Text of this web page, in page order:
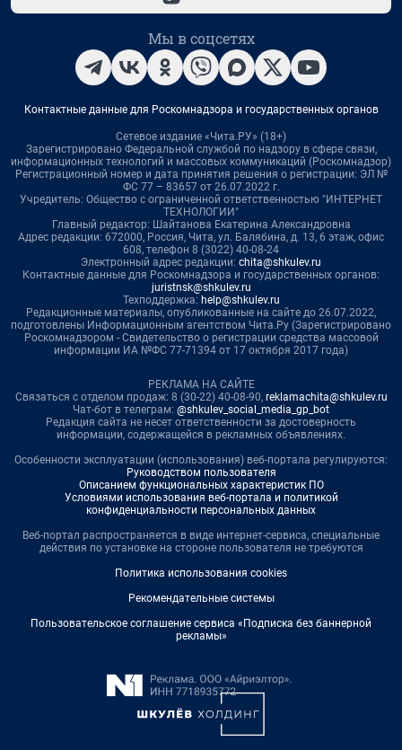
Мы в соцсетях
Контактные данные для Роскомнадзора и государственных органов
Сетевое издание «Чита.РУ» (18+)
Зарегистрировано Федеральной службой по надзору в сфере связи,
информационных технологий и массовых коммуникаций (Роскомнадзор)
Регистрационный номер и дата принятия решения о регистрации: ЭЛ №
ФС 77 – 83657 от 26.07.2022 г.
Учредитель: Общество с ограниченной ответственностью "ИНТЕРНЕТ
ТЕХНОЛОГИИ"
Главный редактор: Шайтанова Екатерина Александровна
Адрес редакции: 672000, Россия, Чита, ул. Балябина, д. 13, 6 этаж, офис
608, телефон 8 (3022) 40-08-24
Электронный адрес редакции: chita@shkulev.ru
Контактные данные для Роскомнадзора и государственных органов:
juristnsk@shkulev.ru
Техподдержка: help@shkulev.ru
Редакционные материалы, опубликованные на сайте до 26.07.2022,
подготовлены Информационным агентством Чита.Ру (Зарегистрировано
Роскомнадзором - Свидетельство о регистрации средства массовой
информации ИА №ФС 77-71394 от 17 октября 2017 года)
РЕКЛАМА НА САЙТЕ
Связаться с отделом продаж: 8 (30-22) 40-08-90, reklamachita@shkulev.ru
Чат-бот в телеграм: @shkulev_social_media_gp_bot
Редакция сайта не несет ответственности за достоверность
информации, содержащейся в рекламных объявлениях.
Особенности эксплуатации (использования) веб-портала регулируются:
Руководством пользователя
Описанием функциональных характеристик ПО
Условиями использования веб-портала и политикой
конфиденциальности персональных данных
Веб-портал распространяется в виде интернет-сервиса, специальные
действия по установке на стороне пользователя не требуются
Политика использования cookies
Рекомендательные системы
Пользовательское соглашение сервиса «Подписка без баннерной
рекламы»